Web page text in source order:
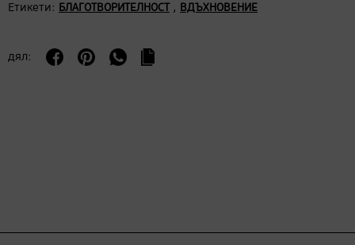
Етикети: БЛАГОТВОРИТЕЛНОСТ, ВДЪХНОВЕНИЕ
дял: